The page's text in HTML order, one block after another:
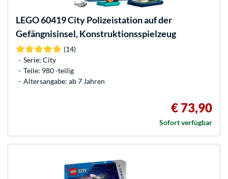
LEGO60419 City Polizeistation auf der
Gefängnisinsel, Konstruktionsspielzeug
(14)
Serie: City
Teile: 980 -teilig
Altersangabe: ab 7 Jahren
€ 73,90
Sofort verfügbar